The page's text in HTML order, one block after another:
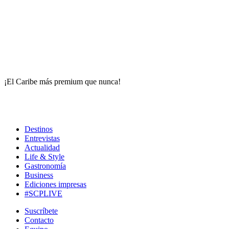
¡El Caribe más premium que nunca!
Destinos
Entrevistas
Actualidad
Life & Style
Gastronomía
Business
Ediciones impresas
#SCPLIVE
Suscríbete
Contacto